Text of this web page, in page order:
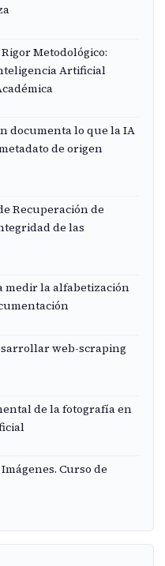
Metodológico:
Artificial
documenta lo que la IA
de origen
Recuperación de
de las
medir la alfabetización
web-scraping
de la fotografía en
Curso de